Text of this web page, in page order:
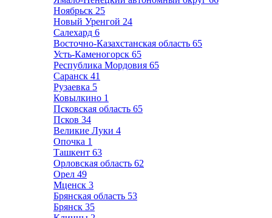
Ноябрьск 25
Новый Уренгой 24
Салехард 6
Восточно-Казахстанская область 65
Усть-Каменогорск 65
Республика Мордовия 65
Саранск 41
Рузаевка 5
Ковылкино 1
Псковская область 65
Псков 34
Великие Луки 4
Опочка 1
Ташкент 63
Орловская область 62
Орел 49
Мценск 3
Брянская область 53
Брянск 35